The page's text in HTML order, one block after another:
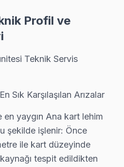
kullanımının riskleri: Daha
sertifikalı teknisyen
teknik uzmanlar
kullanımı
panel ölçüm ve oscilloskop
ile kanıtlanmış kalite
takibi
Profil ve
Teknik Servis
Sık Karşılaşılan Arızalar
yaygın Ana kart lehim
şekilde işlenir: Önce
ile kart düzeyinde
kaynağı tespit edildikten